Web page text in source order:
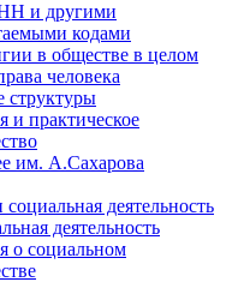
и другими
кодами
в обществе в целом
человека
структуры
и практическое
им. А.Сахарова
деятельность
деятельность
о социальном